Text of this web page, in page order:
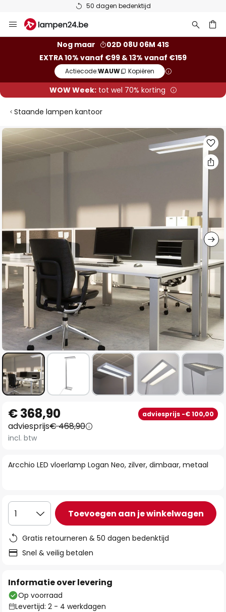
50 dagen bedenktijd
naar
Nog maar
02D 08U 06M 40S
EXTRA 10% vanaf €99 & 13% vanaf €159
Actiecode:WAUW Kopiëren
WOW Week:tot wel 70% korting
Staande lampen kantoor
Ga
naar
het
afbeeldingen-
naar
het
begin
de
Arcchio LED vloerlamp Logan Neo, zilver, dimbaar, metaal
€ 368,90 adviesprijs -€ 100,00
adviesprijs€ 468,90
incl. btw
1 Toevoegen aan je winkelwagen
Gratis retourneren & 50 dagen bedenktijd
Snel & veilig betalen
Informatie over levering
Op voorraad
Levertijd: 2 - 4 werkdagen